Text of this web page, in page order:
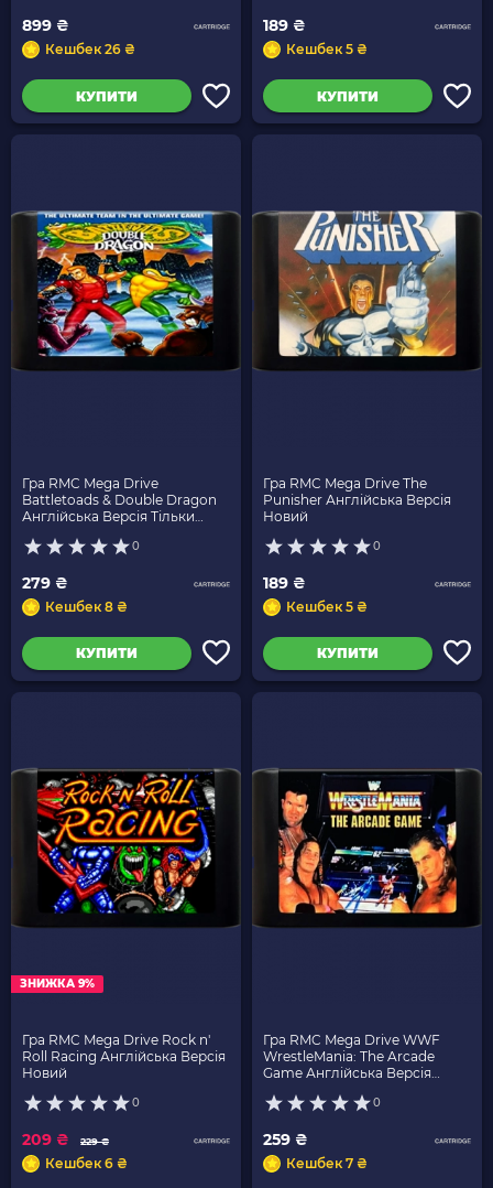
899 ₴
Кешбек 26 ₴
КУПИТИ
189 ₴
Кешбек 5 ₴
КУПИТИ
Гра RMC Mega Drive
Battletoads & Double Dragon
Англійська Версія Тільки
0
279 ₴
Кешбек 8 ₴
КУПИТИ
Гра RMC Mega Drive The
Punisher Англійська Версія
Новий
0
189 ₴
Кешбек 5 ₴
КУПИТИ
ЗНИЖКА 9%
Гра RMC Mega Drive Rock n'
Roll Racing Англійська Версія
Новий
0
229 ₴
209 ₴
Кешбек 6 ₴
Гра RMC Mega Drive WWF
WrestleMania: The Arcade
Game Англійська Версія
0
259 ₴
Кешбек 7 ₴